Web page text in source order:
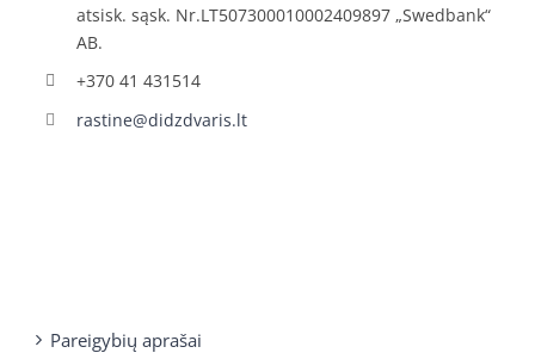
atsisk. sąsk. Nr.LT507300010002409897 „Swedbank“
AB.
+370 41 431514
rastine@didzdvaris.lt
Pareigybių aprašai